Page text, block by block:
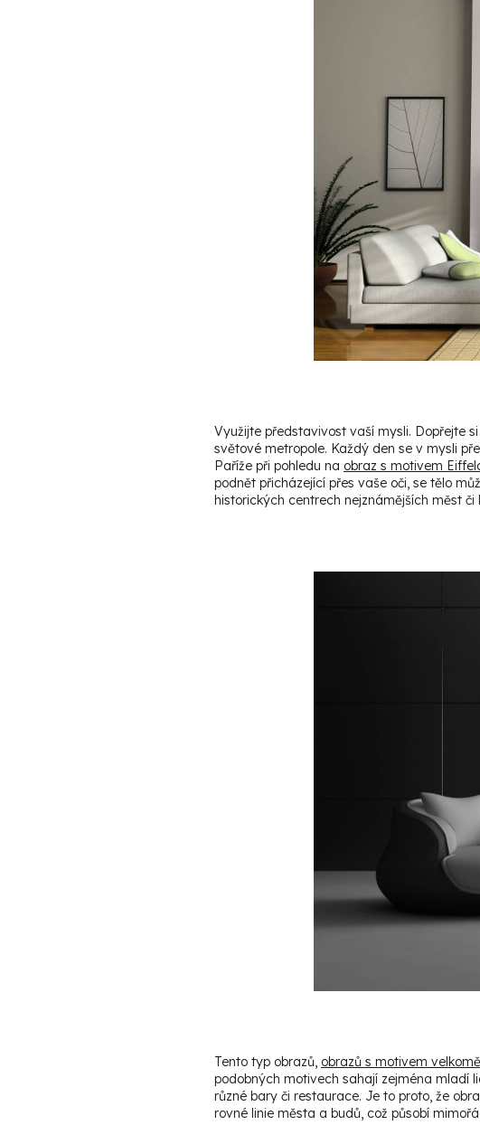
Využijte představivost vaší mysli. Dopřejte
světové metropole. Každý den se v mysli
Paříže při pohledu na obraz s motivem
podnět přicházející přes vaše oči, se tělo
historických centrech nejznámějších měst
Tento typ obrazů, obrazů s motivem
podobných motivech sahají zejména mladí
různé bary či restaurace. Je to proto, že
rovné linie města a budů, což působí